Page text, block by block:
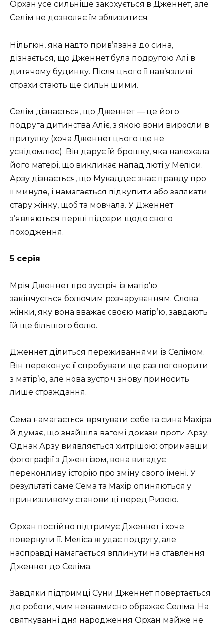
Орхан усе сильніше закохується в Дженнет, але
Селім не дозволяє їм зблизитися.
Нільгюн, яка надто прив’язана до сина,
дізнається, що Дженнет була подругою Алі в
дитячому будинку. Після цього її нав’язливі
страхи стають ще сильнішими.
Селім дізнається, що Дженнет — це його
подруга дитинства Аліє, з якою вони виросли в
притулку (хоча Дженнет цього ще не
усвідомлює). Він дарує їй брошку, яка належала
його матері, що викликає напад люті у Меліси.
Арзу дізнається, що Мукаддес знає правду про
її минуле, і намагається підкупити або залякати
стару жінку, щоб та мовчала. У Дженнет
з’являються перші підозри щодо свого
походження.
5 серія
Мрія Дженнет про зустріч із матір’ю
закінчується болючим розчаруванням. Слова
жінки, яку вона вважає своєю матір’ю, завдають
їй ще більшого болю.
Дженнет ділиться переживаннями із Селімом.
Він переконує її спробувати ще раз поговорити
з матір’ю, але нова зустріч знову приносить
лише страждання.
Сема намагається врятувати себе та сина Махіра
й думає, що знайшла вагомі докази проти Арзу.
Однак Арзу виявляється хитрішою: отримавши
фотографії з Дженгізом, вона вигадує
переконливу історію про зміну свого імені. У
результаті саме Сема та Махір опиняються у
принизливому становищі перед Ризою.
Орхан постійно підтримує Дженнет і хоче
повернути її. Меліса ж удає подругу, але
насправді намагається вплинути на ставлення
Дженнет до Селіма.
Завдяки підтримці Суни Дженнет повертається
до роботи, чим ненавмисно ображає Селіма. На
святкуванні дня народження Орхан майже не